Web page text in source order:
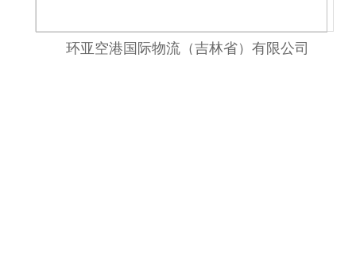
环亚空港国际物流（吉林省）有限公司